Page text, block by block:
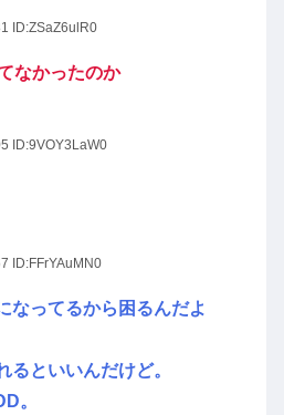
ID:ZSaZ6ulR0
なかったのか
ID:9VOY3LaW0
ID:FFrYAuMN0
なってるから困るんだよ
るといいんだけど。
。